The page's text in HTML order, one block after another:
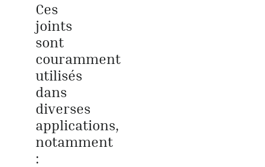
Ces
joints
sont
couramment
utilisés
dans
diverses
applications,
notamment
: